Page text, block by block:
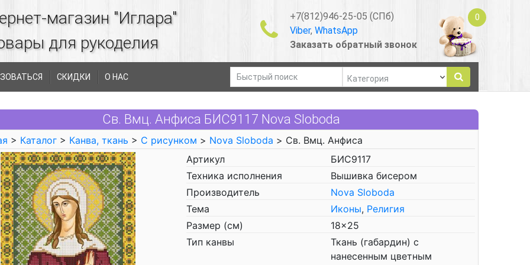
магазин "Иглара"
для рукоделия
+7(812)946-25-05 (СПб)
Viber, WhatsApp
Заказать обратный звонок
0
СКИДКИ О НАС
Св. Вмц. Анфиса БИС9117 Nova Sloboda
> Каталог > Канва, ткань > С рисунком > Nova Sloboda > Св. Вмц. Анфиса
Артикул
БИС9117
Техника исполнения
Вышивка бисером
Производитель
Nova Sloboda
Тема
Иконы, Религия
Размер (см)
18x25
Тип канвы
Ткань (габардин) с
нанесенным цветным